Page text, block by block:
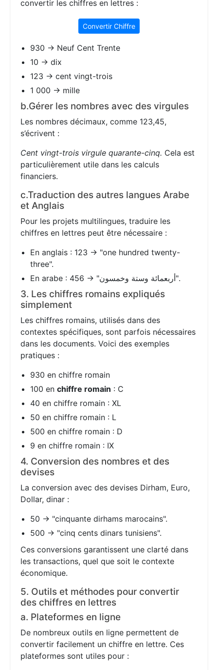
convertir les chiffres en lettres :
Convertir Chiffre
930 → Neuf Cent Trente
10 → dix
123 → cent vingt-trois
1 000 → mille
b.Gérer les nombres avec des virgules
Les nombres décimaux, comme 123,45,
s’écrivent :
Cent vingt-trois virgule quarante-cinq. Cela est
particulièrement utile dans les calculs
financiers.
c.Traduction des autres langues Arabe
et Anglais
Pour les projets multilingues, traduire les
chiffres en lettres peut être nécessaire :
En anglais : 123 → "one hundred twenty-
three".
En arabe : 456 → "أربعمائة وستة وخمسون".
3. Les chiffres romains expliqués
simplement
Les chiffres romains, utilisés dans des
contextes spécifiques, sont parfois nécessaires
dans les documents. Voici des exemples
pratiques :
930 en chiffre romain
100 enchiffre romain : C
40 en chiffre romain : XL
50 en chiffre romain : L
500 en chiffre romain : D
9 en chiffre romain : IX
4. Conversion des nombres et des
devises
La conversion avec des devises Dirham, Euro,
Dollar, dinar :
50 → "cinquante dirhams marocains".
500 → "cinq cents dinars tunisiens".
Ces conversions garantissent une clarté dans
les transactions, quel que soit le contexte
économique.
5. Outils et méthodes pour convertir
des chiffres en lettres
a. Plateformes en ligne
De nombreux outils en ligne permettent de
convertir facilement un chiffre en lettre. Ces
plateformes sont utiles pour :